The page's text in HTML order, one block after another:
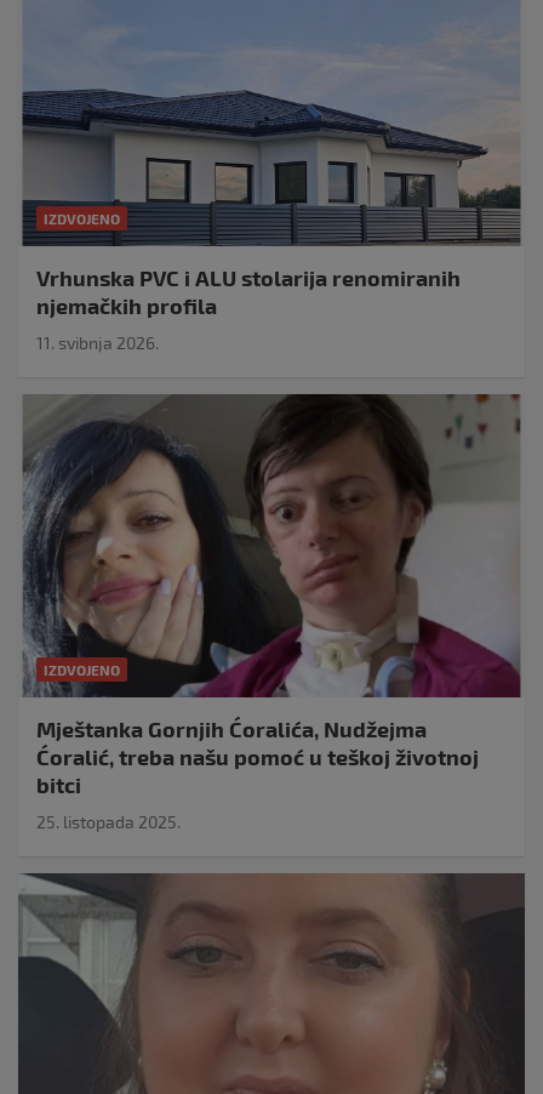
IZDVOJENO
Vrhunska PVC i ALU stolarija renomiranih
njemačkih profila
11. svibnja 2026.
IZDVOJENO
Mještanka Gornjih Ćoralića, Nudžejma
Ćoralić, treba našu pomoć u teškoj životnoj
bitci
25. listopada 2025.